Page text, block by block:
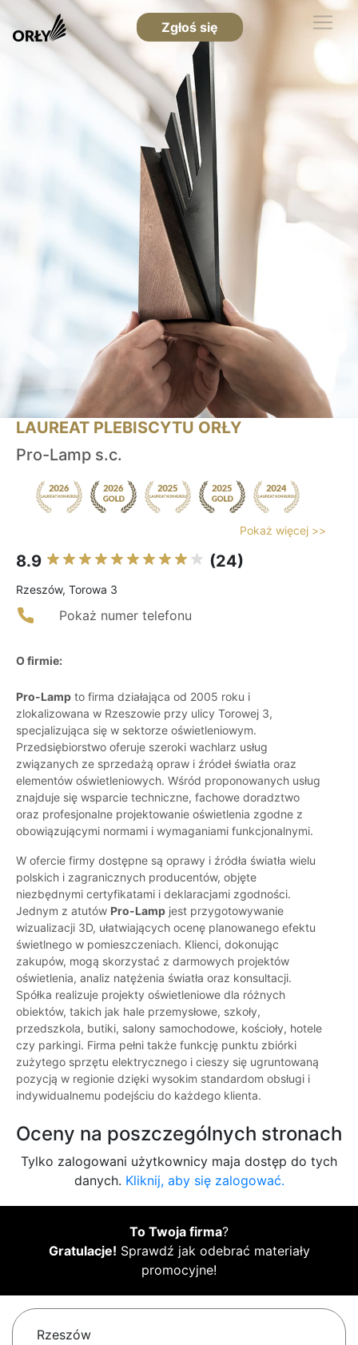
Zgłoś się
LAUREAT PLEBISCYTU ORŁY
Pro-Lamp s.c.
Pokaż więcej >>
8.9 (24)
Rzeszów, Torowa 3
Pokaż numer telefonu
O firmie:
Pro-Lamp to firma działająca od 2005 roku i
zlokalizowana w Rzeszowie przy ulicy Torowej 3,
specjalizująca się w sektorze oświetleniowym.
Przedsiębiorstwo oferuje szeroki wachlarz usług
związanych ze sprzedażą opraw i źródeł światła oraz
elementów oświetleniowych. Wśród proponowanych usług
znajduje się wsparcie techniczne, fachowe doradztwo
oraz profesjonalne projektowanie oświetlenia zgodne z
obowiązującymi normami i wymaganiami funkcjonalnymi.
W ofercie firmy dostępne są oprawy i źródła światła wielu
polskich i zagranicznych producentów, objęte
niezbędnymi certyfikatami i deklaracjami zgodności.
Jednym z atutów Pro-Lamp jest przygotowywanie
wizualizacji 3D, ułatwiających ocenę planowanego efektu
świetlnego w pomieszczeniach. Klienci, dokonując
zakupów, mogą skorzystać z darmowych projektów
oświetlenia, analiz natężenia światła oraz konsultacji.
Spółka realizuje projekty oświetleniowe dla różnych
obiektów, takich jak hale przemysłowe, szkoły,
przedszkola, butiki, salony samochodowe, kościoły, hotele
czy parkingi. Firma pełni także funkcję punktu zbiórki
zużytego sprzętu elektrycznego i cieszy się ugruntowaną
pozycją w regionie dzięki wysokim standardom obsługi i
indywidualnemu podejściu do każdego klienta.
Oceny na poszczególnych stronach
Tylko zalogowani użytkownicy maja dostęp do tych
danych. Kliknij, aby się zalogować.
To Twoja firma?
Gratulacje! Sprawdź jak odebrać materiały
promocyjne!
Rzeszów